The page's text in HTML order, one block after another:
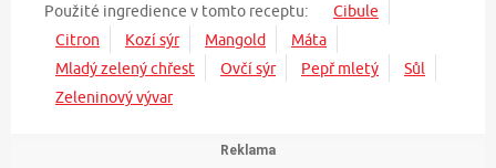
Použité ingredience v tomto receptu:
Cibule
Citron
Kozí sýr Mangold
Máta
Mladý zelený chřest
Ovčí sýr Pepř mletý
Sůl
Zeleninový vývar